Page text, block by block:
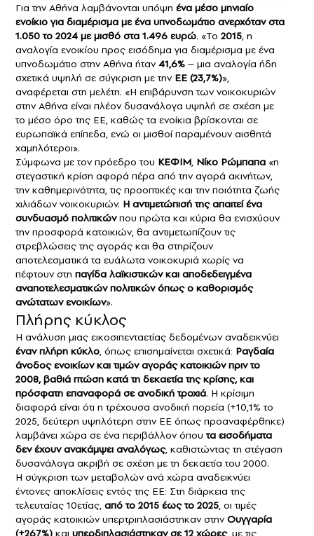
Για την Αθήνα λαμβάνονται υπόψη ένα μέσο μηνιαίο
ενοίκιο για διαμέρισμα με ένα υπνοδωμάτιο ανερχόταν στα
1.050 το 2024 με μισθό στα 1.496 ευρώ. «Το 2015, η
αναλογία ενοικίου προς εισόδημα για διαμέρισμα με ένα
υπνοδωμάτιο στην Αθήνα ήταν41,6% – μια αναλογία ήδη
σχετικά υψηλή σε σύγκριση με την ΕΕ (23,7%)»,
αναφέρεται στη μελέτη. «Η επιβάρυνση των νοικοκυριών
στην Αθήνα είναι πλέον δυσανάλογα υψηλή σε σχέση με
το μέσο όρο της ΕΕ, καθώς τα ενοίκια βρίσκονται σε
ευρωπαϊκά επίπεδα, ενώ οι μισθοί παραμένουν αισθητά
χαμηλότεροι».
Σύμφωνα με τον πρόεδρο του ΚΕΦΙΜ, Νίκο Ρώμπαπα «η
στεγαστική κρίση αφορά πέρα από την αγορά ακινήτων,
την καθημερινότητα, τις προοπτικές και την ποιότητα ζωής
χιλιάδων νοικοκυριών. Η αντιμετώπισή της απαιτεί ένα
συνδυασμό πολιτικώνπου πρώτα και κύρια θα ενισχύουν
την προσφορά κατοικιών, θα αντιμετωπίζουν τις
στρεβλώσεις της αγοράς και θα στηρίζουν
αποτελεσματικά τα ευάλωτα νοικοκυριά χωρίς να
πέφτουν στη παγίδα λαϊκιστικών και αποδεδειγμένα
αναποτελεσματικών πολιτικών όπως ο καθορισμός
ανώτατων ενοικίων».
Πλήρης κύκλος
Η ανάλυση μιας εικοσιπενταετίας δεδομένων αναδεικνύει
έναν πλήρη κύκλο, όπως επισημαίνεται σχετικά: Ραγδαία
άνοδος ενοικίωνκαι τιμώναγοράς κατοικιώνπριν το
2008, βαθιά πτώση κατά τη δεκαετία της κρίσης, και
πρόσφατη επαναφορά σε ανοδική τροχιά. Η κρίσιμη
διαφορά είναι ότι η τρέχουσα ανοδική πορεία (+10,1% το
2025, δεύτερη υψηλότερη στην ΕΕ όπως προαναφέρθηκε)
λαμβάνει χώρα σε ένα περιβάλλον όπουτα εισοδήματα
δεν έχουν ανακάμψει αναλόγως, καθιστώντας τη στέγαση
δυσανάλογα ακριβή σε σχέση με τη δεκαετία του 2000.
Η σύγκριση των μεταβολών ανά χώρα αναδεικνύει
έντονες αποκλίσεις εντός της ΕΕ: Στη διάρκεια της
τελευταίας 10ετίας, από το 2015 έως το 2025, οι τιμές
αγοράς κατοικιών υπερτριπλασιάστηκαν στηνΟυγγαρία